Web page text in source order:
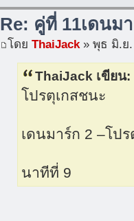
Re: คู่ที่ 11เดนม
โดยThaiJack » พุธ มิ.ย.
ThaiJack เขียน:
โปรตุเกสชนะ
เดนมาร์ก 2 –โปร
นาทีที่ 9